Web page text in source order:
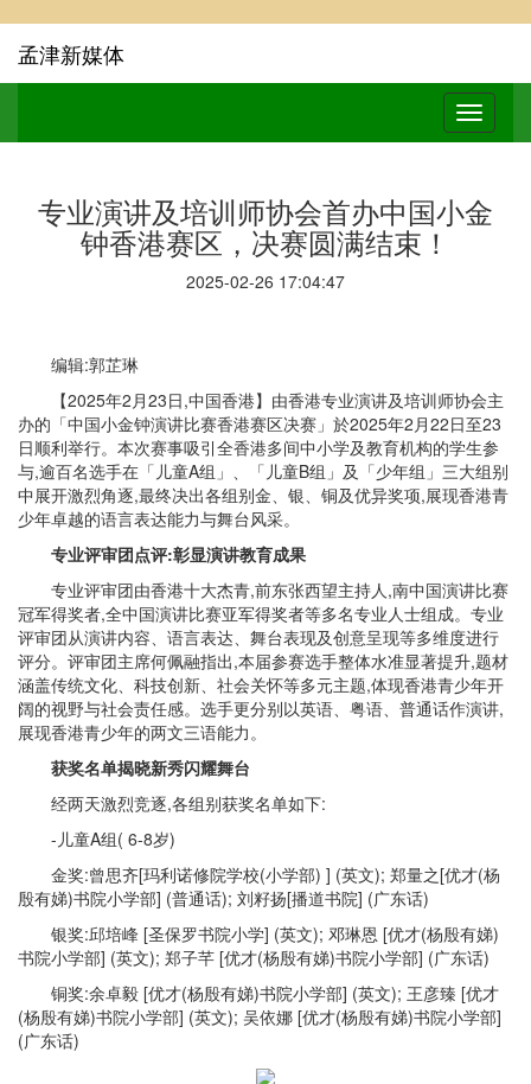
孟津新媒体
专业演讲及培训师协会首办中国小金
钟香港赛区，决赛圆满结束！
2025-02-26 17:04:47
编辑:郭芷琳
【2025年2月23日,中国香港】由香港专业演讲及培训师协会主
办的「中国小金钟演讲比赛香港赛区决赛」於2025年2月22日至23
日顺利举行。本次赛事吸引全香港多间中小学及教育机构的学生参
与,逾百名选手在「儿童A组」、「儿童B组」及「少年组」三大组别
中展开激烈角逐,最终决出各组别金、银、铜及优异奖项,展现香港青
少年卓越的语言表达能力与舞台风采。
专业评审团点评:彰显演讲教育成果
专业评审团由香港十大杰青,前东张西望主持人,南中国演讲比赛
冠军得奖者,全中国演讲比赛亚军得奖者等多名专业人士组成。专业
评审团从演讲内容、语言表达、舞台表现及创意呈现等多维度进行
评分。评审团主席何佩融指出,本届参赛选手整体水准显著提升,题材
涵盖传统文化、科技创新、社会关怀等多元主题,体现香港青少年开
阔的视野与社会责任感。选手更分别以英语、粤语、普通话作演讲,
展现香港青少年的两文三语能力。
获奖名单揭晓新秀闪耀舞台
经两天激烈竞逐,各组别获奖名单如下:
-儿童A组( 6-8岁)
金奖:曾思齐[玛利诺修院学校(小学部) ] (英文); 郑量之[优才(杨
殷有娣)书院小学部] (普通话); 刘籽扬[播道书院] (广东话)
银奖:邱培峰 [圣保罗书院小学] (英文); 邓琳恩 [优才(杨殷有娣)
书院小学部] (英文); 郑子芊 [优才(杨殷有娣)书院小学部] (广东话)
铜奖:余卓毅 [优才(杨殷有娣)书院小学部] (英文); 王彦臻 [优才
(杨殷有娣)书院小学部] (英文); 吴依娜 [优才(杨殷有娣)书院小学部]
(广东话)